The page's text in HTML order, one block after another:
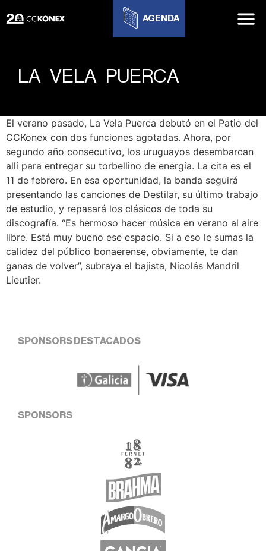
AGENDA
LA VELA PUERCA
El verano pasado, La Vela Puerca debutó en el Patio del
CCKonex con dos funciones agotadas. Ahora, por
segundo año consecutivo, los uruguayos desembarcan
allí para entregar su torbellino de energía. La cita es el
11 de febrero. En esa oportunidad, la banda seguirá
presentando las canciones de Destilar, su último trabajo
de estudio, y repasará los clásicos de toda su
discografía. “Es hermoso hacer música en verano al aire
libre. Está muy bueno ese espacio. Si a eso le sumas la
calidez del público bonaerense, obviamente, te dan
ganas de volver”, subraya el bajista, Nicolás Mandril
Lieutier.
SPONSORS DESTACADOS
SPONSORS